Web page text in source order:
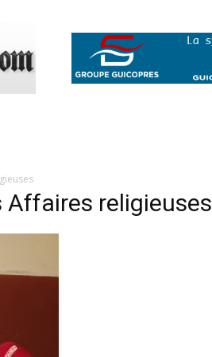
Affaires religieuses